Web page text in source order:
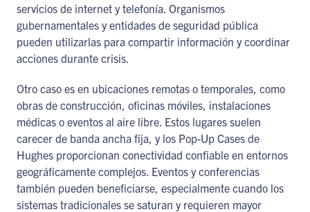
servicios de internet y telefonía. Organismos
gubernamentales y entidades de seguridad pública
pueden utilizarlas para compartir información y coordinar
acciones durante crisis.
Otro caso es en ubicaciones remotas o temporales, como
obras de construcción, oficinas móviles, instalaciones
médicas o eventos al aire libre. Estos lugares suelen
carecer de banda ancha fija, y los Pop-Up Cases de
Hughes proporcionan conectividad confiable en entornos
geográficamente complejos. Eventos y conferencias
también pueden beneficiarse, especialmente cuando los
sistemas tradicionales se saturan y requieren mayor